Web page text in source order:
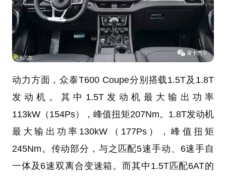
动力方面，众泰T600 Coupe分别搭载1.5T及1.8T
发动机。其中1.5T发动机最大输出功率
113kW（154Ps），峰值扭矩207Nm。1.8T发动机
最大输出功率130kW（177Ps），峰值扭矩
245Nm。传动部分，与之匹配5速手动、6速手自
一体及6速双离合变速箱。而其中1.5T匹配6AT的